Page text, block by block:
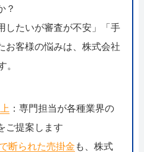
？
したいが審査が不安」「手
お客様の悩みは、株式会社
。
：専門担当が各種業界の
ご提案します
断られた売掛金 も、株式